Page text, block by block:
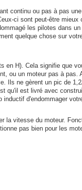
continu ou pas à pas
ci sont peut-être mieux
les pilotes dans
quelque chose sur
en H). Cela signifie que
ou un moteur pas à pas.
Ils ne gèrent un pic de
qu'il est livré avec
d'endommager
la vitesse du moteur.
pas bien pour les